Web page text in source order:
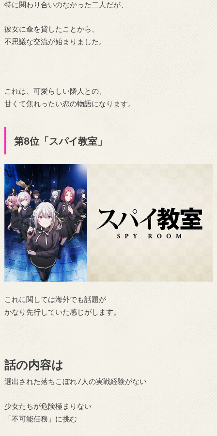
特に関わり合いのなかった二人だが、
彼女に傘を貸したことから、
不思議な交流が始まりました。
これは、可愛らしい隣人との、
甘くて焦れったい恋の物語になります。
第8位「スパイ教室」
これに関しては海外でも話題が
かなり先行していた感じがします。
話の内容は
選出された落ちこぼれ7人の実戦経験がない
少女たちが危険極まりない
「不可能任務」に挑む